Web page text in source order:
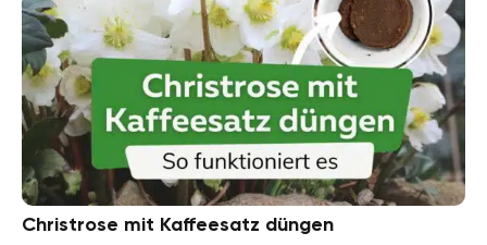
Christrose mit Kaffeesatz düngen